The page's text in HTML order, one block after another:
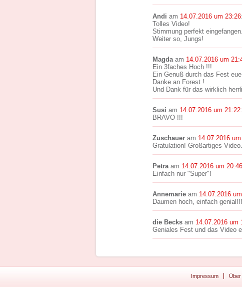
Andi am 14.07.2016 um 23:26:
Tolles Video!
Stimmung perfekt eingefangen.
Weiter so, Jungs!
Magdaam 14.07.2016 um
Ein 3faches Hoch !!!
Ein Genuß durch das Fest
Danke an Forest !
Und Dank für das wirklich
Susi am 14.07.2016 um 21:22:
BRAVO !!!
Zuschauer am 14.07.2016
Gratulation! Großartiges Video.
Petraam 14.07.2016 um 20:46
Einfach nur "Super"!
Annemarie am 14.07.2016
Daumen hoch, einfach genial!!!
die Becks am 14.07.2016 um
Geniales Fest und das Video
Impressum Über